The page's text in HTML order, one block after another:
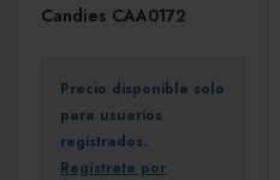
Candies CAA0172
Precio disponible solo
para usuarios
registrados.
Regístrate por